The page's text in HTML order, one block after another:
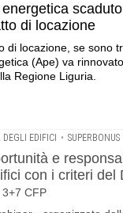
di locazione
di locazione, se sono
(Ape) va
Regione Liguria.
EDIFICI •
e
con i criteri del
CFP